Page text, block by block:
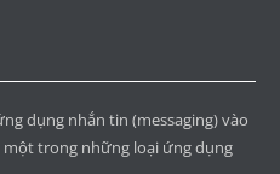
dụng nhắn tin (messaging) vào
trong những loại ứng dụng